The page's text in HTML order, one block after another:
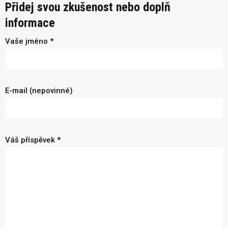
Přidej svou zkušenost nebo doplň
informace
Vaše jméno *
E-mail (nepovinné)
Váš příspěvek *